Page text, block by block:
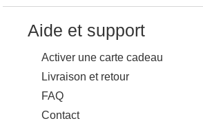
Aide et support
Activer une carte cadeau
Livraison et retour
FAQ
Contact